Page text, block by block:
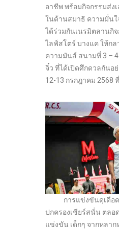
อาชีพ พร้อมกิจกรรมส่ง
ในด้านสมาธิ ความมั่น
ได้ร่วมกันเนรมิตลานกิจ
ไลฟ์สโตร์ บางแค ให้ก
ความมันส์ สนามที่ 3 –
จิ๋ว ที่ได้เปิดศึกดวลกันอ
12-13 กรกฎาคม 2568
การแข่งขันดุเดือด เ
ปกครองเชียร์สนั่น ตลอ
แข่งขัน เด็กๆ จากหลา